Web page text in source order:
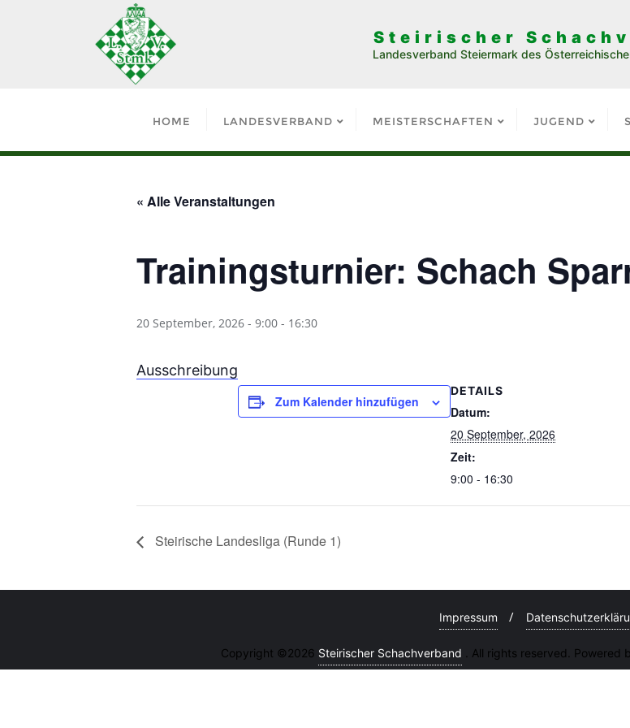
Steirischer
Landesverband Steiermark des
HOME LANDESVERBAND MEISTERSCHAFTEN JUGEND
« Alle Veranstaltungen
Trainingsturnier: Schach
20 September, 2026 - 9:00 - 16:30
Ausschreibung
Zum Kalender hinzufügen
DETAILS
Datum:
20 September, 2026
Zeit:
9:00 - 16:30
Steirische Landesliga (Runde 1)
Impressum
Copyright ©2026 Steirischer Schachverband . All rights reserved. Powered